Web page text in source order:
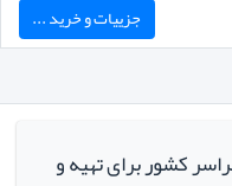
جزییات و خرید ...
کشور برای تهیه و